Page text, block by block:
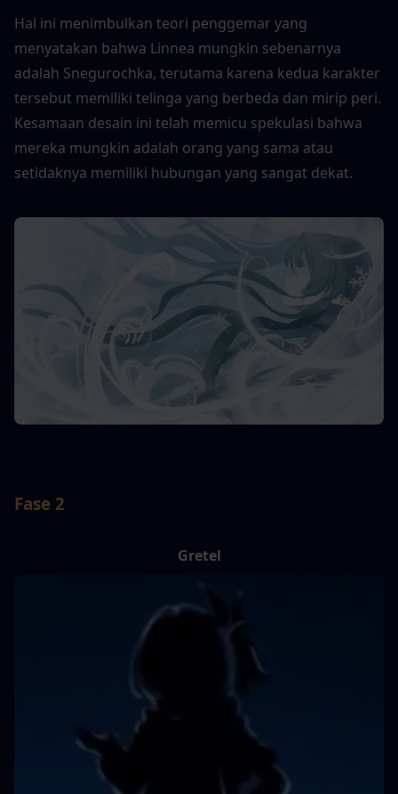
Hal ini menimbulkan teori penggemar yang
menyatakan bahwa Linnea mungkin sebenarnya
adalah Snegurochka, terutama karena kedua karakter
tersebut memiliki telinga yang berbeda dan mirip peri.
Kesamaan desain ini telah memicu spekulasi bahwa
mereka mungkin adalah orang yang sama atau
setidaknya memiliki hubungan yang sangat dekat.
Fase 2
Gretel